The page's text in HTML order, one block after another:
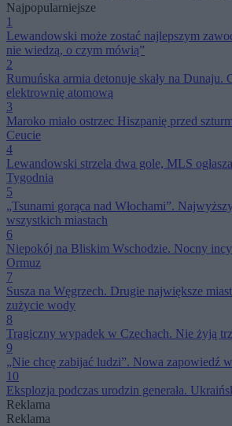
Najpopularniejsze
1
Lewandowski może zostać najlepszym
nie wiedzą, o czym mówią”
2
Rumuńska armia detonuje skały na Dunaju.
elektrownię atomową
3
Maroko miało ostrzec Hiszpanię przed
Ceucie
4
Lewandowski strzela dwa gole, MLS
Tygodnia
5
„Tsunami gorąca nad Włochami”.
wszystkich miastach
6
Niepokój na Bliskim Wschodzie. Nocny
Ormuz
7
Susza na Węgrzech. Drugie największe
zużycie wody
8
Tragiczny wypadek w Czechach. Nie żyją
9
„Nie chcę zabijać ludzi”. Nowa zapowiedź
10
Eksplozja podczas urodzin generała.
Reklama
Reklama